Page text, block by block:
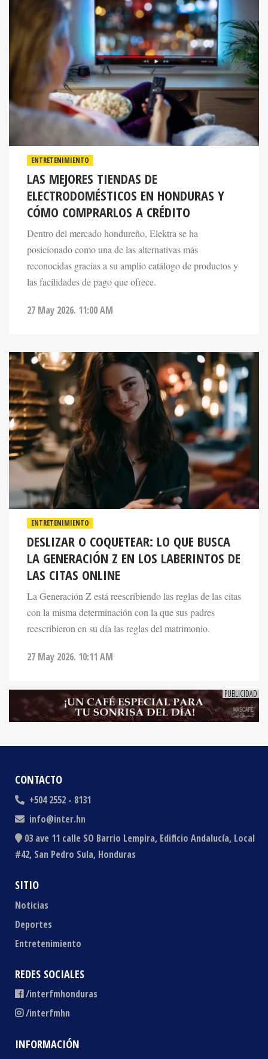
LAS MEJORES TIENDAS DE
ELECTRODOMÉSTICOS EN HONDURAS Y
CÓMO COMPRARLOS A CRÉDITO
Dentro del mercado hondureño, Elektra se ha
posicionado como una de las alternativas más
reconocidas gracias a su amplio catálogo de productos y
las facilidades de pago que ofrece.
ENTRETENIMIENTO
DESLIZAR O COQUETEAR: LO QUE BUSCA
LA GENERACIÓN Z EN LOS LABERINTOS DE
LAS CITAS ONLINE
La Generación Z está reescribiendo las reglas de las citas
con la misma determinación con la que sus padres
reescribieron en su día las reglas del matrimonio.
CONTACTO
+504 2552 - 8131
info@inter.hn
03 ave 11 calle SO Barrio Lempira, Edificio Andalucía, Local
#42, San Pedro Sula, Honduras
SITIO
Noticias
Deportes
Entretenimiento
REDES SOCIALES
/interfmhonduras
/interfmhn
INFORMACIÓN